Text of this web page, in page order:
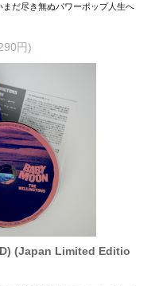
だ尽き無ぬパワーポップ人生へ
円)
(Japan Limited Editio